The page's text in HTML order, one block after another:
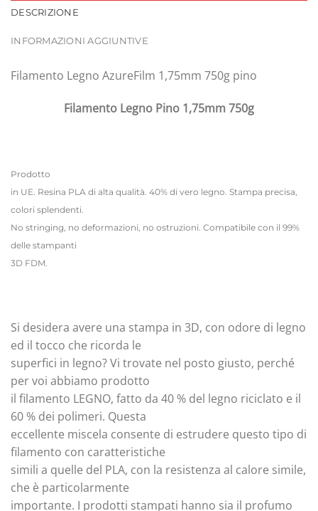
DESCRIZIONE
INFORMAZIONI AGGIUNTIVE
Filamento Legno AzureFilm 1,75mm 750g pino
Filamento Legno Pino 1,75mm 750g
Prodotto
in UE. Resina PLA di alta qualità. 40% di vero legno. Stampa precisa,
colori splendenti.
No stringing, no deformazioni, no ostruzioni. Compatibile con il 99%
delle stampanti
3D FDM.
Si desidera avere una stampa in 3D, con odore di legno
ed il tocco che ricorda le
superfici in legno? Vi trovate nel posto giusto, perché
per voi abbiamo prodotto
il filamento LEGNO, fatto da 40 % del legno riciclato e il
60 % dei polimeri. Questa
eccellente miscela consente di estrudere questo tipo di
filamento con caratteristiche
simili a quelle del PLA, con la resistenza al calore simile,
che è particolarmente
importante. I prodotti stampati hanno sia il profumo